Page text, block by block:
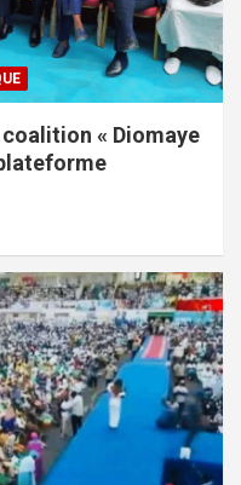
« Diomaye